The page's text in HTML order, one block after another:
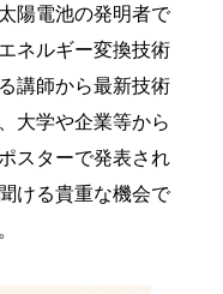
陽電池の発明者で
ネルギー変換技術
講師から最新技術
大学や企業等から
スターで発表され
ける貴重な機会で